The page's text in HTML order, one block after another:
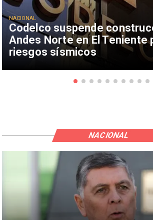
Codelco suspende
Andes Norte en El Teniente
riesgos sísmicos
NACIONAL
NACIONAL